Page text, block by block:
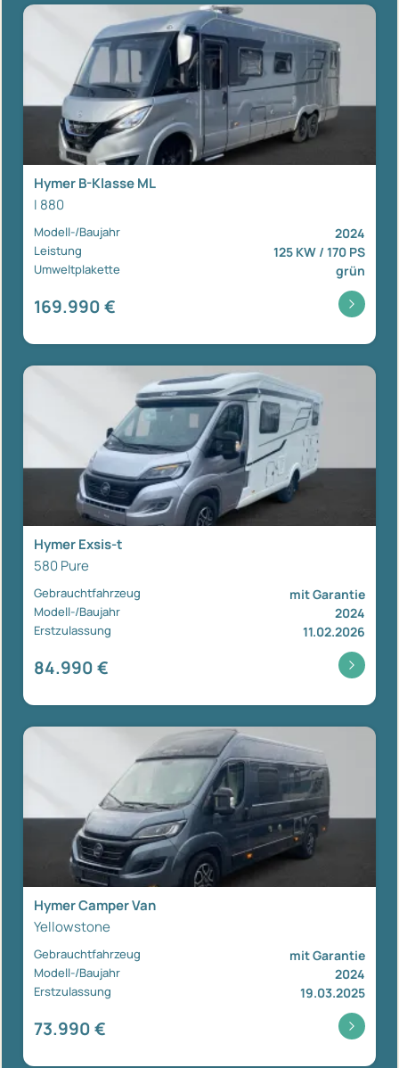
Hymer B-Klasse ML
I 880
Modell-/Baujahr 2024
Leistung 125 KW / 170 PS
Umweltplakette grün
169.990 €
Hymer Exsis-t
580 Pure
Gebrauchtfahrzeug mit Garantie
Modell-/Baujahr 2024
Erstzulassung 11.02.2026
84.990 €
Hymer Camper Van
Yellowstone
Gebrauchtfahrzeug mit Garantie
Modell-/Baujahr 2024
Erstzulassung 19.03.2025
73.990 €